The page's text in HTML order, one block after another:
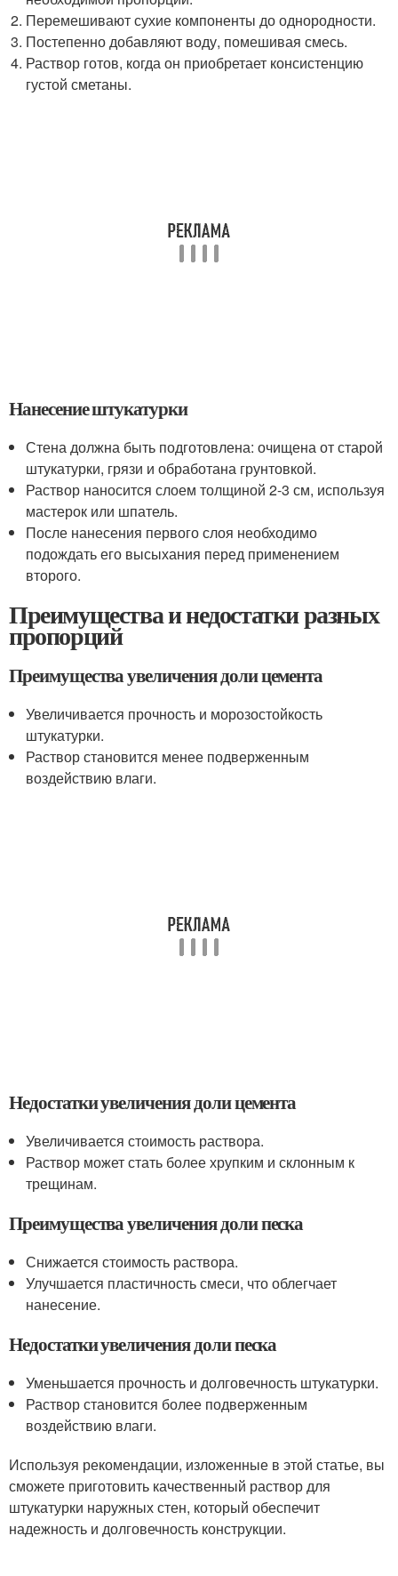
Перемешивают сухие компоненты до однородности.
Постепенно добавляют воду, помешивая смесь.
Раствор готов, когда он приобретает консистенцию
густой сметаны.
Нанесение штукатурки
Стена должна быть подготовлена: очищена от старой
штукатурки, грязи и обработана грунтовкой.
Раствор наносится слоем толщиной 2-3 см, используя
мастерок или шпатель.
После нанесения первого слоя необходимо
подождать его высыхания перед применением
второго.
Преимущества и недостатки разных
пропорций
Преимущества увеличения доли цемента
Увеличивается прочность и морозостойкость
штукатурки.
Раствор становится менее подверженным
воздействию влаги.
Недостатки увеличения доли цемента
Увеличивается стоимость раствора.
Раствор может стать более хрупким и склонным к
трещинам.
Преимущества увеличения доли песка
Снижается стоимость раствора.
Улучшается пластичность смеси, что облегчает
нанесение.
Недостатки увеличения доли песка
Уменьшается прочность и долговечность штукатурки.
Раствор становится более подверженным
воздействию влаги.
Используя рекомендации, изложенные в этой статье, вы
сможете приготовить качественный раствор для
штукатурки наружных стен, который обеспечит
надежность и долговечность конструкции.